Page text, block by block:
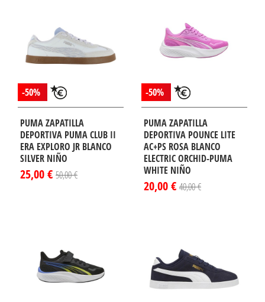
-50%
PUMA ZAPATILLA
DEPORTIVA PUMA CLUB II
ERA EXPLORO JR BLANCO
SILVER NIÑO
25,00 € 50,00 €
-50%
PUMA ZAPATILLA
DEPORTIVA POUNCE LITE
AC+PS ROSA BLANCO
ELECTRIC ORCHID-PUMA
WHITE NIÑO
20,00 € 40,00 €